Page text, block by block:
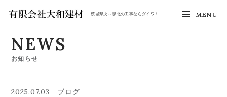
茨城県央～県北の工事ならダイワ！ MENU
NEWS
お知らせ
2025.07.03 ブログ